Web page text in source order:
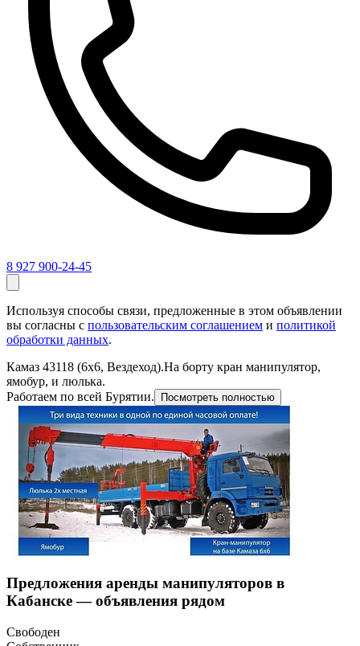
8 927 900-24-45
Используя способы связи, предложенные в этом объявлении
вы согласны с пользовательским соглашением и политикой
обработки данных.
Камаз 43118 (6х6, Вездеход).На борту кран манипулятор,
ямобур, и люлька.
Работаем по всей Бурятии.
Посмотреть полностью
Предложения аренды манипуляторов в
Кабанске — объявления рядом
Свободен